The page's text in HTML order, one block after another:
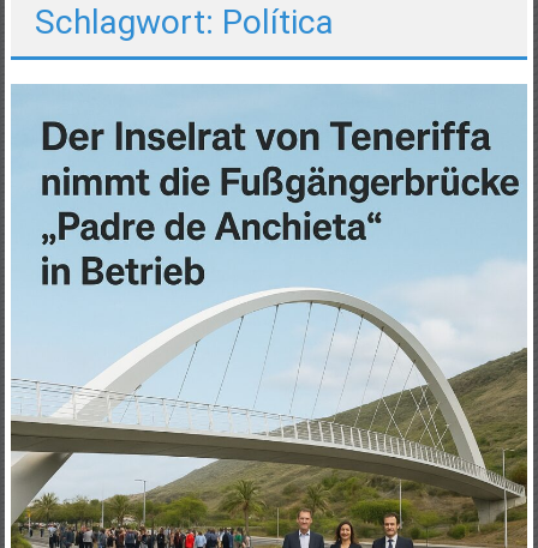
Kanarischen
Inseln
Schlagwort: Política